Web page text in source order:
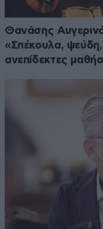
Θανάσης
«Σπέκουλα, ψεύδη,
ανεπίδεκτες